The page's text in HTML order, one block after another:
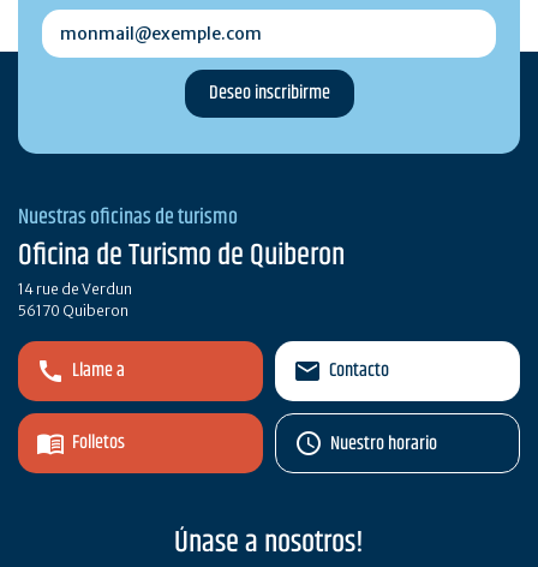
monmail@exemple.com
Nuestras oficinas de turismo
Oficina de Turismo de Quiberon
14 rue de Verdun
56170 Quiberon
Llame a
Folletos
Contacto
Nuestro horario
Únase a nosotros!